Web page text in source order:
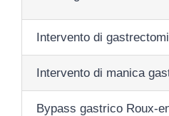
Intervento di
Intervento di manica
Bypass gastrico Roux-